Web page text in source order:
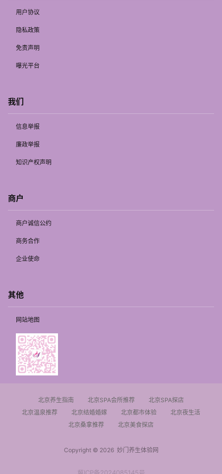
用户协议
隐私政策
免责声明
曝光平台
我们
信息举报
廉政举报
知识产权声明
商户
商户诚信公约
商务合作
企业使命
其他
网站地图
北京养生指南 北京SPA会所推荐
北京SPA探店
北京温泉推荐
北京结婚婚嫁 北京都市体验
北京夜生活
北京桑拿推荐
北京美食探店
Copyright © 2026妙门养生体验网